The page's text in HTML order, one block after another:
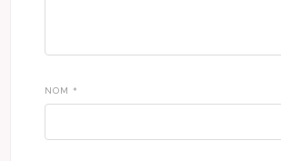
NOM *